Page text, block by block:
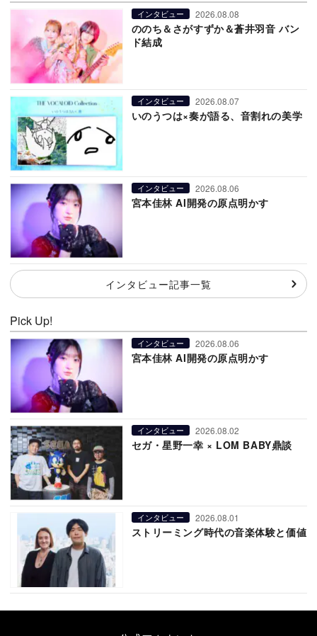
インタビュー 2026.08.08
ののち＆さがすずか＆蒼井羽音 バン
ド結成
インタビュー 2026.08.07
いのうつは×奏が語る、音割れの美学
インタビュー 2026.08.06
宮本佳林 AI開発の原点明かす
インタビュー記事一覧
Pick Up!
インタビュー 2026.08.06
宮本佳林 AI開発の原点明かす
インタビュー 2026.08.02
セガ・星野一幸 × LOM BABY鼎談
インタビュー 2026.08.01
ストリーミング時代の音楽体験と価値